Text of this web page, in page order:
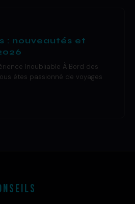
: nouveautés et
Inoubliable À Bord des
êtes passionné de voyages